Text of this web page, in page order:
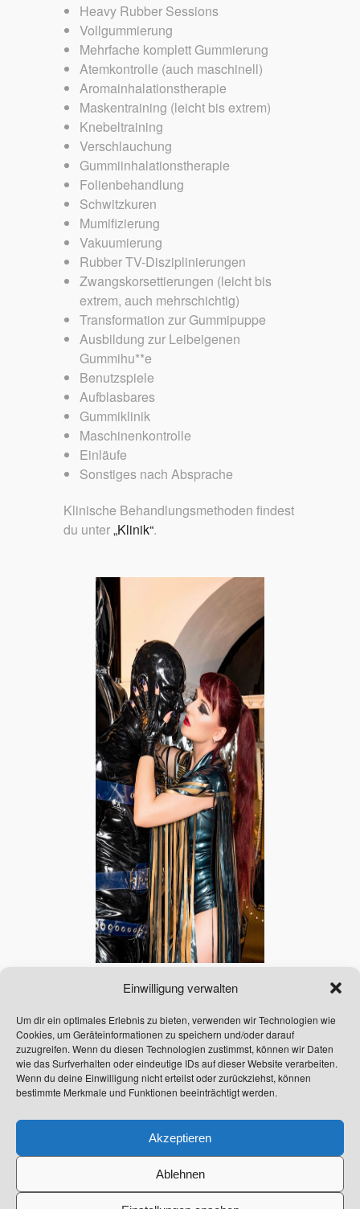
Einwilligung verwalten
Um dir ein optimales Erlebnis zu bieten, verwenden wir Technologien wie
Cookies, um Geräteinformationen zu speichern und/oder darauf
zuzugreifen. Wenn du diesen Technologien zustimmst, können wir Daten
wie das Surfverhalten oder eindeutige IDs auf dieser Website verarbeiten.
Wenn du deine Einwilligung nicht erteilst oder zurückziehst, können
bestimmte Merkmale und Funktionen beeinträchtigt werden.
Akzeptieren
Ablehnen
Heavy Rubber Sessions
Vollgummierung
Mehrfache komplett Gummierung
Atemkontrolle (auch maschinell)
Aromainhalationstherapie
Maskentraining (leicht bis extrem)
Knebeltraining
Verschlauchung
Gummiinhalationstherapie
Folienbehandlung
Schwitzkuren
Mumifizierung
Vakuumierung
Rubber TV-Disziplinierungen
Zwangskorsettierungen (leicht bis
extrem, auch mehrschichtig)
Transformation zur Gummipuppe
Ausbildung zur Leibeigenen
Gummihu**e
Benutzspiele
Aufblasbares
Gummiklinik
Maschinenkontrolle
Einläufe
Sonstiges nach Absprache
Klinische Behandlungsmethoden findest
du unter„Klinik“.
Als klassische Herrin lehne ich
selbstverständlich Intimkontakt ab!
Anfänger und Paare sind willkommen!
Tabus:Intimkontakt, Schlachtung,
Facesitting, Ringkämpfe, NS-Therapie,
Datenschutz
  |